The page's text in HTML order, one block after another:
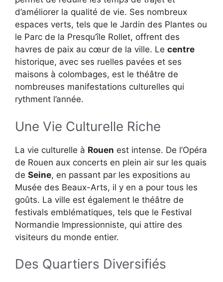
d’améliorer la qualité de vie. Ses nombreux
espaces verts, tels que le Jardin des Plantes ou
le Parc de la Presqu’île Rollet, offrent des
havres de paix au cœur de la ville. Le centre
historique, avec ses ruelles pavées et ses
maisons à colombages, est le théâtre de
nombreuses manifestations culturelles qui
rythment l’année.
Une Vie Culturelle Riche
La vie culturelle à Rouen est intense. De l’Opéra
de Rouen aux concerts en plein air sur les quais
de Seine, en passant par les expositions au
Musée des Beaux-Arts, il y en a pour tous les
goûts. La ville est également le théâtre de
festivals emblématiques, tels que le Festival
Normandie Impressionniste, qui attire des
visiteurs du monde entier.
Des Quartiers Diversifiés